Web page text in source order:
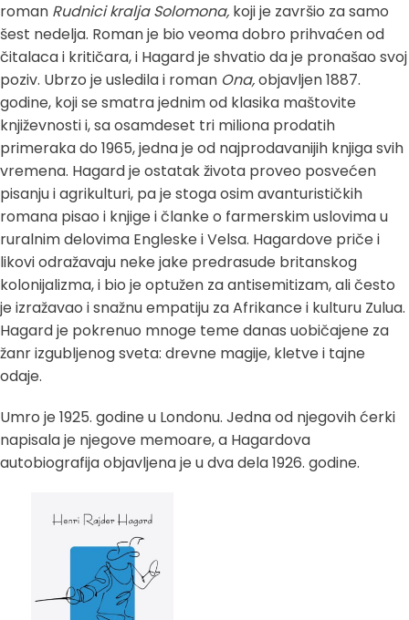
roman Rudnici kralja Solomona, koji je završio za samo
šest nedelja. Roman je bio veoma dobro prihvaćen od
čitalaca i kritičara, i Hagard je shvatio da je pronašao svoj
poziv. Ubrzo je usledila i roman Ona,objavljen 1887.
godine, koji se smatra jednim od klasika maštovite
književnosti i, sa osamdeset tri miliona prodatih
primeraka do 1965, jedna je od najprodavanijih knjiga svih
vremena. Hagard je ostatak života proveo posvećen
pisanju i agrikulturi, pa je stoga osim avanturističkih
romana pisao i knjige i članke o farmerskim uslovima u
ruralnim delovima Engleske i Velsa. Hagardove priče i
likovi odražavaju neke jake predrasude britanskog
kolonijalizma, i bio je optužen za antisemitizam, ali često
je izražavao i snažnu empatiju za Afrikance i kulturu Zulua.
Hagard je pokrenuo mnoge teme danas uobičajene za
žanr izgubljenog sveta: drevne magije, kletve i tajne
odaje.
Umro je 1925. godine u Londonu. Jedna od njegovih ćerki
napisala je njegove memoare, a Hagardova
autobiografija objavljena je u dva dela 1926. godine.